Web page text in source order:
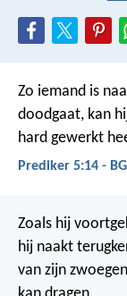
Zo iemand is
doodgaat, kan
hard gewerkt
Prediker 5:14 -
Zoals hij
hij naakt
van zijn